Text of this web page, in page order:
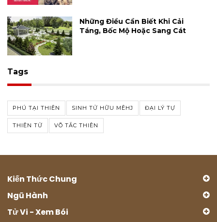
Những Điều Cần Biết Khi Cải
Táng, Bốc Mộ Hoặc Sang Cát
Tags
PHÚ TẠI THIÊN SINH TỬ HỮU MÊHJ ĐẠI LÝ TỰ
THIÊN TỬ VÕ TẮC THIÊN
Kiến Thức Chung
Ngũ Hành
Tử Vi - Xem Bói